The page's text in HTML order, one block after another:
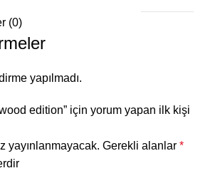
(0)
yapılmadı.
edition” için yorum yapan ilk kişi
yayınlanmayacak. Gerekli alanlar *